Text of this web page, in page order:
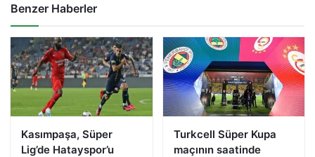
Benzer Haberler
Kasımpaşa, Süper
Lig’de Hatayspor’u
Turkcell Süper Kupa
maçının saatinde